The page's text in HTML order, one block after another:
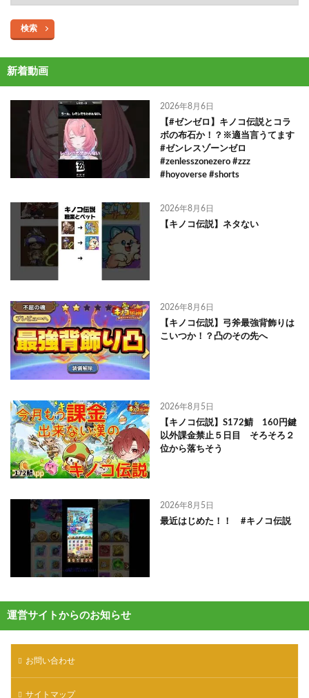
検索
新着動画
2026年8月6日
【#ゼンゼロ】キノコ伝説とコラ
ボの布石か！？※適当言うてます
#ゼンレスゾーンゼロ
#zenlesszonezero #zzz
#hoyoverse #shorts
2026年8月6日
【キノコ伝説】ネタない
2026年8月6日
【キノコ伝説】弓斧最強背飾りは
こいつか！？凸のその先へ
2026年8月5日
【キノコ伝説】S172鯖 160円鍵
以外課金禁止５日目 そろそろ２
位から落ちそう
2026年8月5日
最近はじめた！！ #キノコ伝説
運営サイトからのお知らせ
お問い合わせ
サイトマップ